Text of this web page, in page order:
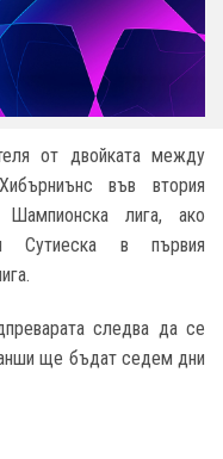
от двойката между
във втория
лига, ако
Сутиеска в първия
следва да се
ще бъдат седем дни